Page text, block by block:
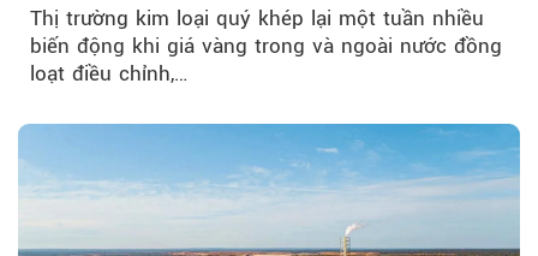
Thị trường kim loại quý khép lại một tuần nhiều
biến động khi giá vàng trong và ngoài nước đồng
loạt điều chỉnh,…